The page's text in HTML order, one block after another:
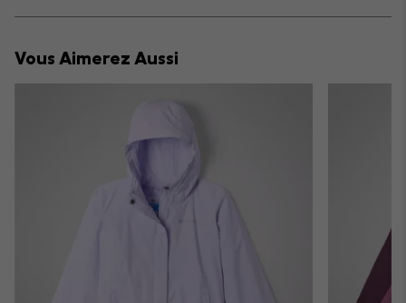
or
Vous Aimerez Aussi